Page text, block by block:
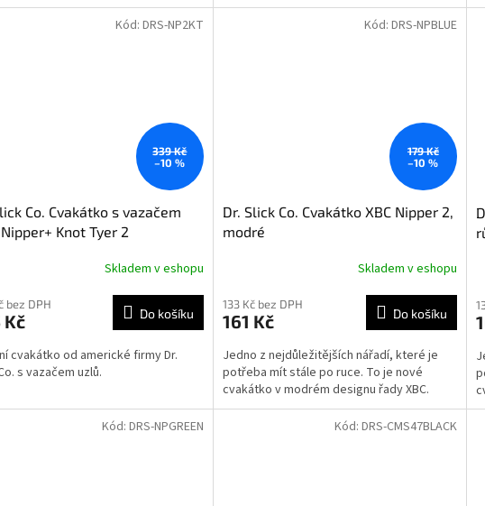
339 Kč
–10 %
Co. Cvakátko s vazačem
Knot Tyer 2
Skladem v eshopu
bez DPH
Kč Do košíku
cvakátko od americké firmy Dr.
s vazačem uzlů.
Kód: DRS-NP2KT
179 Kč
–10 %
Dr. Slick Co. Cvakátko XBC Nipper 2,
modré
Skladem v eshopu
133 Kč bez DPH
161 Kč Do košíku
Jedno z nejdůležitějších nářadí, které je
potřeba mít stále po ruce. To je nové
cvakátko v modrém designu řady XBC.
Kód: DRS-NPBLUE
Kód: DRS-NPGREEN Kód: DRS-CMS47BLACK